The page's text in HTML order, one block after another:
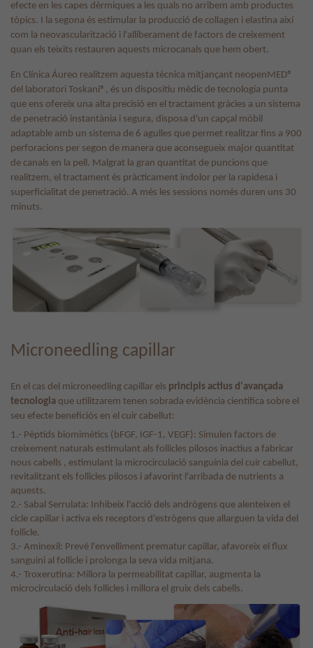
efecte en les capes dèrmiques a les quals no arribem amb productes
tòpics. I la segona és estimular la producció de collagen i elastina així
com la neovascularització i l'alliberament de factors de creixement
quan els teixits restauren aquests microcanals que hem obert.
En Clínica Áureo realitzem aquesta tècnica mitjançant neopenMED®
del laboratori Toskani®, és un dispositiu mèdic de tecnologia punta
que ens ofereix una alta precisió en el tractament gràcies a un sistema
de penetració instantània i segura, disposa d'un capçal mòbil
adaptable amb un sistema de 6 agulles que permet realitzar fins a 900
perforacions per segon de manera que aconsegueix major quantitat
de canals en la pell. Malgrat la gran quantitat de puncions que
realitzem, el tractament és pràcticament indolor per la rapidesa i
superficialitat de penetració. A més les sessions només duren uns 30
minuts.
Microneedling capillar
En el cas del microneedling capillar els principis actius d'avançada
tecnologia que utilitzarem tenen sobrada evidència científica sobre el
seu efecte beneficiós en el cuir cabellut:
1.- Pèptids biomimètics (bFGF, IGF-1, VEGF): Simulen factors de
creixement naturals estimulant als follicles pilosos inactius a fabricar
nous cabells , estimulant la microcirculació sanguínia del cuir cabellut,
revitalitzant els follicles pilosos i afavorint l'arribada de nutrients a
aquests.
2.- Sabal Serrulata: Inhibeix l'acció dels andrògens que alenteixen el
cicle capillar i activa els receptors d'estrògens que allarguen la vida del
follicle.
3.- Aminexil: Prevé l'envelliment prematur capillar, afavoreix el flux
sanguini al follicle i prolonga la seva vida mitjana.
4.- Troxerutina: Millora la permeabilitat capillar, augmenta la
microcirculació dels follicles i millora el gruix dels cabells.